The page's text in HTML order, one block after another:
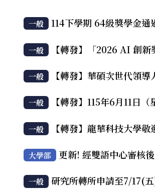
一般 114下學期 64級獎學金通過申請
一般 【轉發】「2026 AI 創新獎」徵件資訊，並歡迎參與 6/11台南場徵
一般 【轉發】華碩次世代領導人培育計畫（AI × Server 暑
一般 【轉發】115年6月11日（星期四）17:00於成大醫學院第二講堂舉辦115年「在宅醫療
一般 【轉發】龍華科技大學敬邀參加教育部主辦2026年「電腦鼠暨智慧輪型機器人國內及國際競賽」之「電腦鼠走迷宮」、「競速自走車」以及「
大學部 更新! 經雙語中心審核後, 115學年上學期取得coursera學生帳號名單, 再
一般 研究所轉所申請至7/17(